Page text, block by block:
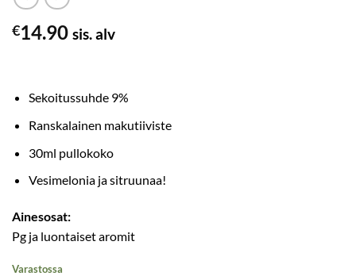
€14.90 sis. alv
Sekoitussuhde 9%
Ranskalainen makutiiviste
30ml pullokoko
Vesimelonia ja sitruunaa!
Ainesosat:
Pg ja luontaiset aromit
Varastossa